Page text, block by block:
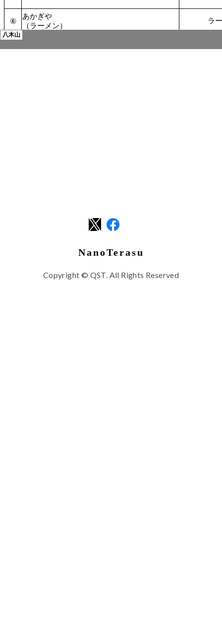
NanoTerasu
Copyright © QST. All Rights Reserved